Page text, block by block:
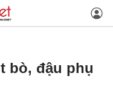
bò, đậu phụ